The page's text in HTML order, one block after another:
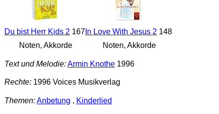
Du bist Herr Kids 2 167
Noten, Akkorde
In Love With Jesus 2 148
Noten, Akkorde
Text und Melodie:Armin Knothe1996
Rechte:1996 Voices Musikverlag
Themen:Anbetung , Kinderlied